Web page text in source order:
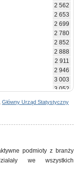
2 562
2 653
2 699
2 780
2 852
2 888
2 911
2 946
3 003
3 052
3 227
3 226
3 211
Główny Urząd Statystyczny
podmioty z branży
we wszystkich